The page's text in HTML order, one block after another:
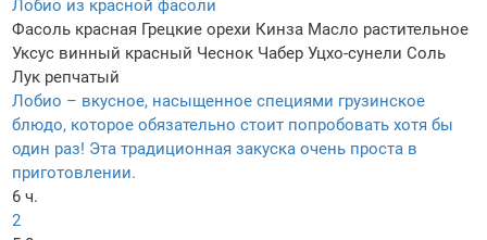
Лобио из красной фасоли
Фасоль красная Грецкие орехи Кинза Масло растительное
Уксус винный красный Чеснок Чабер Уцхо-сунели Соль
Лук репчатый
Лобио – вкусное, насыщенное специями грузинское
блюдо, которое обязательно стоит попробовать хотя бы
один раз! Эта традиционная закуска очень проста в
приготовлении.
6 ч.
2